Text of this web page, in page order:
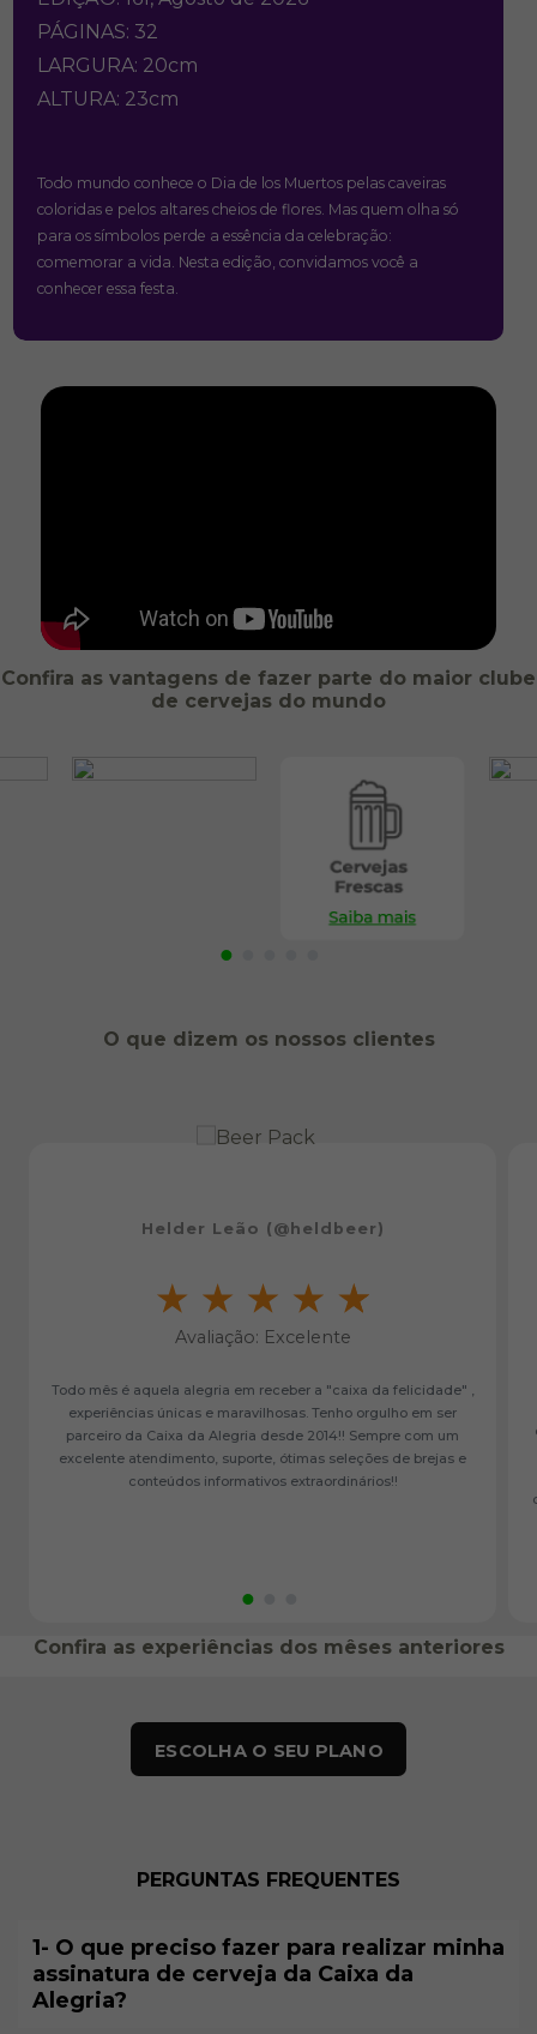
PÁGINAS: 32
LARGURA: 20cm
ALTURA: 23cm
Todo mundo conhece o Dia de los Muertos pelas caveiras
coloridas e pelos altares cheios de flores. Mas quem olha só
para os símbolos perde a essência da celebração:
comemorar a vida. Nesta edição, convidamos você a
conhecer essa festa.
Confira as vantagens de fazer parte do maior clube
de cervejas do mundo
O que dizem os nossos clientes
Helder Leão (@heldbeer)
Avaliação: Excelente
Todo mês é aquela alegria em receber a "caixa da felicidade" ,
experiências únicas e maravilhosas. Tenho orgulho em ser
parceiro da Caixa da Alegria desde 2014!! Sempre com um
excelente atendimento, suporte, ótimas seleções de brejas e
conteúdos informativos extraordinários!!
Confira as experiências dos mêses anteriores
ESCOLHA O SEU PLANO
PERGUNTAS FREQUENTES
1- O que preciso fazer para realizar minha
assinatura de cerveja da Caixa da
Alegria?